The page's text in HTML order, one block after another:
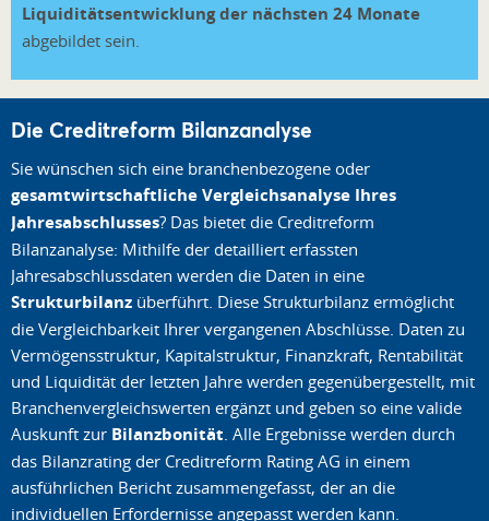
Liquiditätsentwicklung der nächsten 24 Monate
abgebildet sein.
Die Creditreform Bilanzanalyse
Sie wünschen sich eine branchenbezogene oder
gesamtwirtschaftliche Vergleichsanalyse Ihres
Jahresabschlusses? Das bietet die Creditreform
Bilanzanalyse: Mithilfe der detailliert erfassten
Jahresabschlussdaten werden die Daten in eine
Strukturbilanz überführt. Diese Strukturbilanz ermöglicht
die Vergleichbarkeit Ihrer vergangenen Abschlüsse. Daten zu
Vermögensstruktur, Kapitalstruktur, Finanzkraft, Rentabilität
und Liquidität der letzten Jahre werden gegenübergestellt, mit
Branchenvergleichswerten ergänzt und geben so eine valide
Auskunft zur Bilanzbonität. Alle Ergebnisse werden durch
das Bilanzrating der Creditreform Rating AG in einem
ausführlichen Bericht zusammengefasst, der an die
individuellen Erfordernisse angepasst werden kann.